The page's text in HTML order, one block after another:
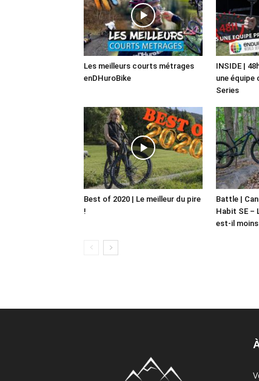
Les meilleurs courts métrages
enDHuroBike
INSIDE |
une équipe
Series
Best of 2020 | Le meilleur du pire
!
Battle |
Habit SE –
est-il